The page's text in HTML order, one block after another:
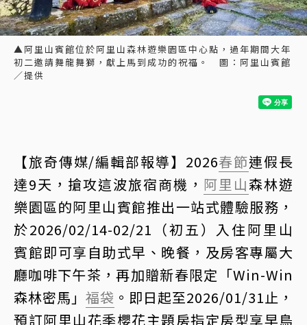
▲阿里山賓館位於阿里山森林遊樂園區中心點，過年期間大年
初二邀請舞龍舞獅，獻上馬到成功的祝福。 圖：阿里山賓館
／提供
【旅奇傳媒/編輯部報導】2026春節連假長
達9天，搶攻這波旅宿商機， 阿里山森林遊
樂園區的阿里山賓館推出一站式體驗服務，
於2026/02/14-02/21（初五）入住阿里山
賓館即可享自助式早、晚餐，及房客專屬大
廳咖啡下午茶，再加贈新春限定「Win-Win
森林密馬」 福袋 。即日起至2026/01/31止，
預訂阿里山花季櫻花主題房指定房型享早鳥